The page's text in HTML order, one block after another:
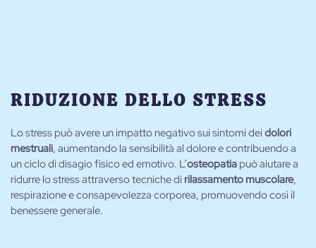
RIDUZIONE DELLO STRESS
Lo stress può avere un impatto negativo sui sintomi dei dolori
mestruali, aumentando la sensibilità al dolore e contribuendo a
un ciclo di disagio fisico ed emotivo. L’osteopatia può aiutare a
ridurre lo stress attraverso tecniche di rilassamento muscolare,
respirazione e consapevolezza corporea, promuovendo così il
benessere generale.